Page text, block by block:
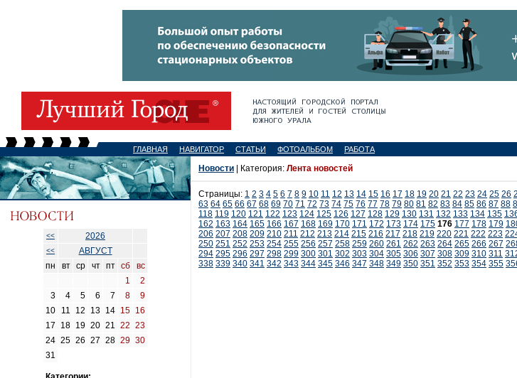
ГЛАВНАЯ НАВИГАТОР СТАТЬИ ФОТОАЛЬБОМ РАБОТА
<< 2026
<<
АВГУСТ
пн
вт ср чт пт сб
вс
1
2
3
4 5 6 7 8
9
10
11 12 13 14 15 16
17
18 19 20 21 22 23
24 25 26 27 28 29 30
31
Новости | Категория: Лента новостей
Страницы: 1 2 3 4 5 6 7 8 9 10 11 12 13 14 15 16 17 18 19 20 21 22 23 24 25 26
63 64 65 66 67 68 69 70 71 72 73 74 75 76 77 78 79 80 81 82 83 84 85 86 87 88
118 119 120 121 122 123 124 125 126 127 128 129 130 131 132 133 134 135
162 163 164 165 166 167 168 169 170 171 172 173 174 175 176 177 178 179
206 207 208 209 210 211 212 213 214 215 216 217 218 219 220 221 222 223
250 251 252 253 254 255 256 257 258 259 260 261 262 263 264 265 266 267
294 295 296 297 298 299 300 301 302 303 304 305 306 307 308 309 310 311
338 339 340 341 342 343 344 345 346 347 348 349 350 351 352 353 354 355